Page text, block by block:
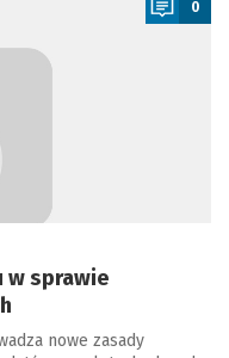
0
w sprawie
nowe zasady